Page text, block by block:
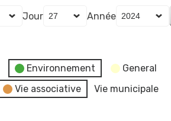
Jour
Année
Environnement
General
Vie associative
Vie municipale